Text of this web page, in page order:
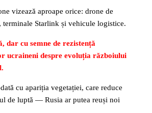
vizează aproape orice: drone de
terminale Starlink și vehicule logistice.
dar cu semne de rezistență
ucraineni despre evoluția războiului
cu apariția vegetației, care reduce
de luptă — Rusia ar putea reuși noi